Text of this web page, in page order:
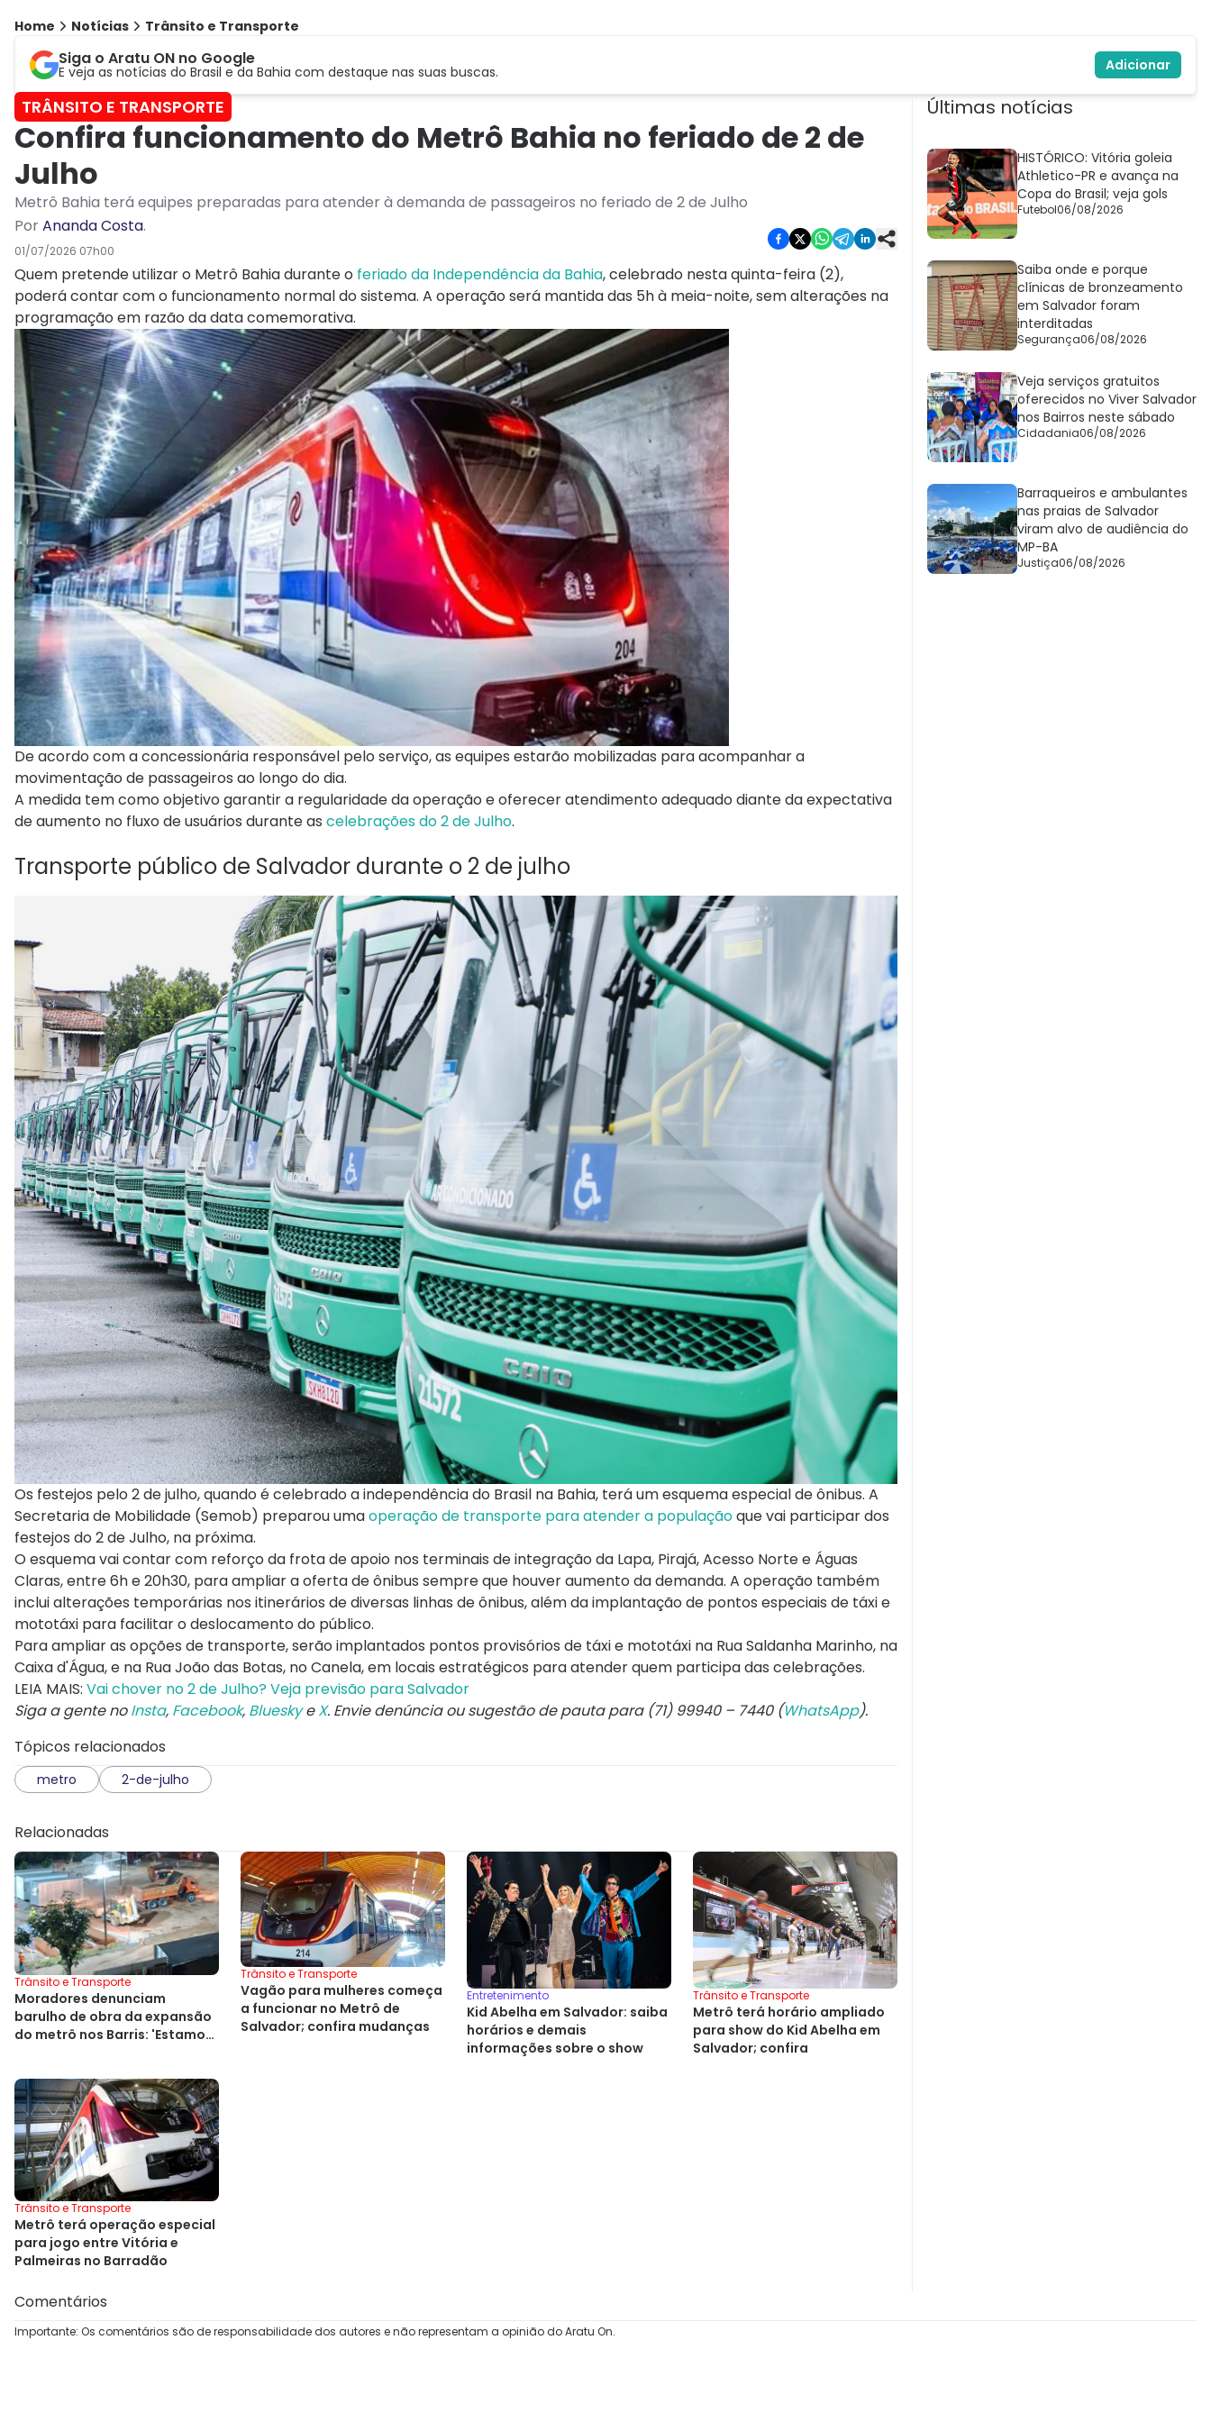
Home Notícias Trânsito e Transporte
Siga o Aratu ON no Google
E veja as notícias do Brasil e da Bahia com destaque nas suas buscas. Adicionar
TRÂNSITO E TRANSPORTE
Confira funcionamento do Metrô Bahia no feriado de 2 de
Julho
Metrô Bahia terá equipes preparadas para atender à demanda de passageiros no feriado de 2 de Julho
PorAnanda Costa.
01/07/2026 07h00
Quem pretende utilizar o Metrô Bahia durante o feriado da Independência da Bahia, celebrado nesta quinta-feira (2),
poderá contar com o funcionamento normal do sistema. A operação será mantida das 5h à meia-noite, sem alterações na
programação em razão da data comemorativa.
De acordo com a concessionária responsável pelo serviço, as equipes estarão mobilizadas para acompanhar a
movimentação de passageiros ao longo do dia.
A medida tem como objetivo garantir a regularidade da operação e oferecer atendimento adequado diante da expectativa
de aumento no fluxo de usuários durante as celebrações do 2 de Julho.
Transporte público de Salvador durante o 2 de julho
Os festejos pelo 2 de julho, quando é celebrado a independência do Brasil na Bahia, terá um esquema especial de ônibus. A
Secretaria de Mobilidade (Semob) preparou umaoperação de transporte para atender a populaçãoque vai participar dos
festejos do 2 de Julho, na próxima.
O esquema vai contar com reforço da frota de apoio nos terminais de integração da Lapa, Pirajá, Acesso Norte e Águas
Claras, entre 6h e 20h30, para ampliar a oferta de ônibus sempre que houver aumento da demanda. A operação também
inclui alterações temporárias nos itinerários de diversas linhas de ônibus, além da implantação de pontos especiais de táxi e
mototáxi para facilitar o deslocamento do público.
Para ampliar as opções de transporte, serão implantados pontos provisórios de táxi e mototáxi na Rua Saldanha Marinho, na
Caixa d'Água, e na Rua João das Botas, no Canela, em locais estratégicos para atender quem participa das celebrações.
LEIA MAIS: Vai chover no 2 de Julho? Veja previsão para Salvador
Siga a gente noInsta, Facebook, BlueskyeX. Envie denúncia ou sugestão de pauta para (71) 99940 – 7440 (WhatsApp).
Tópicos relacionados
metro 2-de-julho
Relacionadas
Trânsito e Transporte
Moradores denunciam
barulho de obra da expansão
do metrô nos Barris: 'Estamos
Trânsito e Transporte
Vagão para mulheres começa
a funcionar no Metrô de
Salvador; confira mudanças
Entretenimento
Kid Abelha em Salvador: saiba
horários e demais
informações sobre o show
Trânsito e Transporte
Metrô terá horário ampliado
para show do Kid Abelha em
Salvador; confira
Trânsito e Transporte
Metrô terá operação especial
para jogo entre Vitória e
Palmeiras no Barradão
Últimas notícias
HISTÓRICO: Vitória goleia
Athletico-PR e avança na
Copa do Brasil; veja gols
Futebol06/08/2026
Saiba onde e porque
clínicas de bronzeamento
em Salvador foram
interditadas
Segurança06/08/2026
Veja serviços gratuitos
oferecidos no Viver Salvador
nos Bairros neste sábado
Cidadania06/08/2026
Barraqueiros e ambulantes
nas praias de Salvador
viram alvo de audiência do
MP-BA
Justiça06/08/2026
Comentários
Importante: Os comentários são de responsabilidade dos autores e não representam a opinião do Aratu On.